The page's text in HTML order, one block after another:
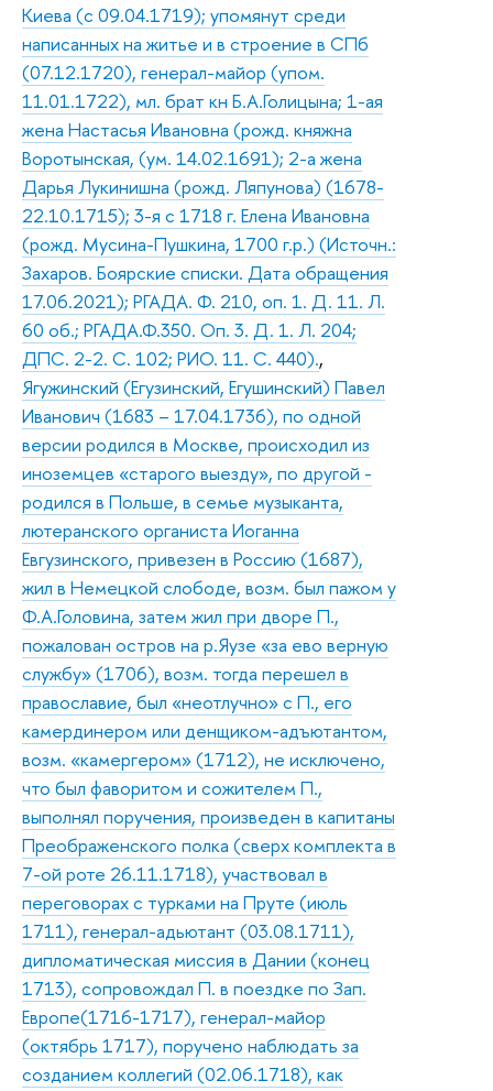
Киева (с 09.04.1719); упомянут среди
написанных на житье и в строение в СПб
(07.12.1720), генерал-майор (упом.
11.01.1722), мл. брат кн Б.А.Голицына; 1-ая
жена Настасья Ивановна (рожд. княжна
Воротынская, (ум. 14.02.1691); 2-а жена
Дарья Лукинишна (рожд. Ляпунова) (1678-
22.10.1715); 3-я с 1718 г. Елена Ивановна
(рожд. Мусина-Пушкина, 1700 г.р.) (Источн.:
Захаров. Боярские списки. Дата обращения
17.06.2021); РГАДА. Ф. 210, оп. 1. Д. 11. Л.
60 об.; РГАДА.Ф.350. Оп. 3. Д. 1. Л. 204;
ДПС. 2-2. С. 102; РИО. 11. С. 440).,
Ягужинский (Егузинский, Егушинский) Павел
Иванович (1683 – 17.04.1736), по одной
версии родился в Москве, происходил из
иноземцев «старого выезду», по другой -
родился в Польше, в семье музыканта,
лютеранского органиста Иоганна
Евгузинского, привезен в Россию (1687),
жил в Немецкой слободе, возм. был пажом у
Ф.А.Головина, затем жил при дворе П.,
пожалован остров на р.Яузе «за ево верную
службу» (1706), возм. тогда перешел в
православие, был «неотлучно» с П., его
камердинером или денщиком-адъютантом,
возм. «камергером» (1712), не исключено,
что был фаворитом и сожителем П.,
выполнял поручения, произведен в капитаны
Преображенского полка (сверх комплекта в
7-ой роте 26.11.1718), участвовал в
переговорах с турками на Пруте (июль
1711), генерал-адьютант (03.08.1711),
дипломатическая миссия в Дании (конец
1713), сопровождал П. в поездке по Зап.
Европе(1716-1717), генерал-майор
(октябрь 1717), поручено наблюдать за
созданием коллегий (02.06.1718), как